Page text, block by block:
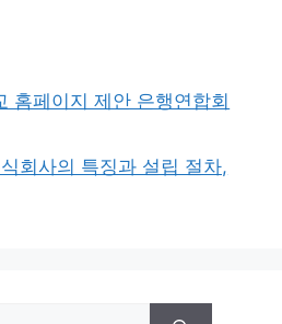
홈페이지 제안 은행연합회
회사의 특징과 설립 절차,